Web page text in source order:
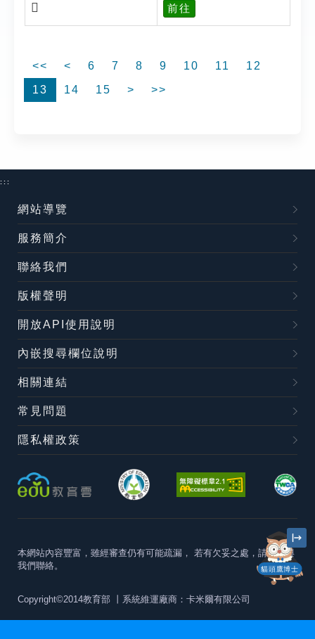
𠪟 前往
<< < 6 7 8 9 10 11
12
13
14 15 > >>
貓頭鷹博士
:::
網站導覽
服務簡介
聯絡我們
版權聲明
開放API使用說明
內嵌搜尋欄位說明
相關連結
常見問題
隱私權政策
本網站內容豐富，雖經審查仍有可能疏漏， 若有欠妥之處，請隨時與
我們聯絡。
Copyright©2014教育部 丨系統維運廠商：卡米爾有限公司